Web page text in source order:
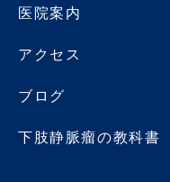
医院案内
アクセス
ブログ
下肢静脈瘤の教科書